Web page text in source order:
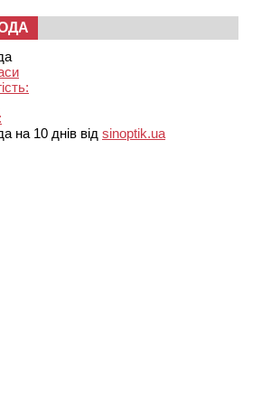
на 10 днів від sinoptik.ua